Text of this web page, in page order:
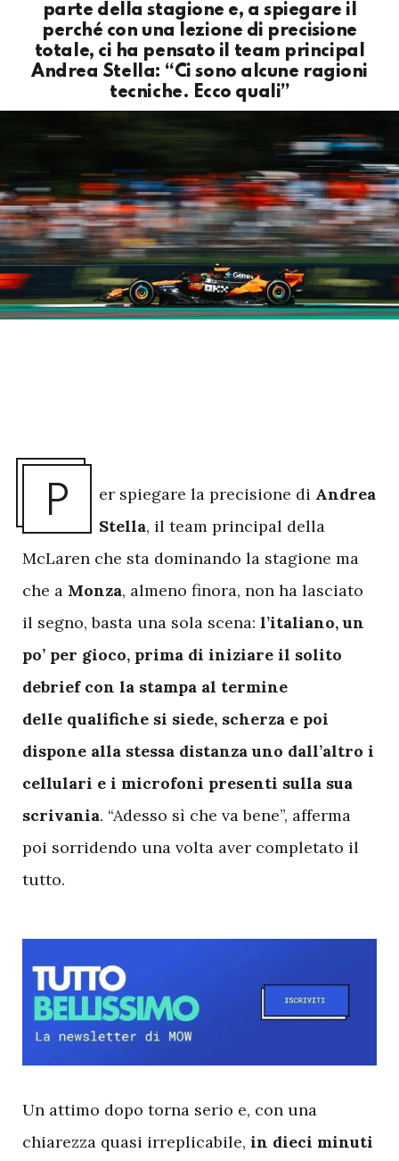
parte della stagione e, a spiegare il
perché con una lezione di precisione
totale, ci ha pensato il team principal
Andrea Stella: “Ci sono alcune ragioni
tecniche. Ecco quali”
P er spiegare la precisione di Andrea
Stella, il team principal della
McLaren che sta dominando la stagione ma
che a Monza, almeno finora, non ha lasciato
il segno, basta una sola scena: l’italiano, un
po’ per gioco, prima di iniziare il solito
debrief con la stampa al termine
delle qualifiche si siede, scherza e poi
dispone alla stessa distanza uno dall’altro i
cellulari e i microfoni presenti sulla sua
scrivania. “Adesso sì che va bene”, afferma
poi sorridendo una volta aver completato il
tutto.
Un attimo dopo torna serio e, con una
chiarezza quasi irreplicabile, in dieci minuti